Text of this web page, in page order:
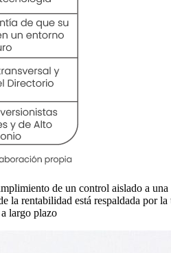
de un control aislado a
rentabilidad está respaldada por
largo plazo